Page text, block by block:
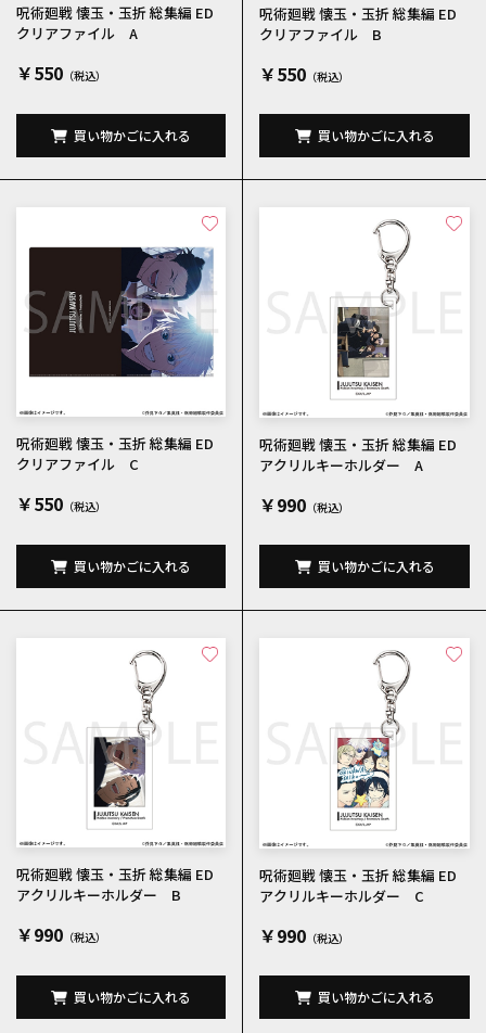
呪術廻戦 懐玉・玉折 総集編 ED
クリアファイル A
￥550
買い物かごに入れる
呪術廻戦 懐玉・玉折 総集編 ED
クリアファイル B
￥550
買い物かごに入れる
呪術廻戦 懐玉・玉折 総集編 ED
クリアファイル C
￥550
買い物かごに入れる
呪術廻戦 懐玉・玉折 総集編 ED
アクリルキーホルダー A
￥990
買い物かごに入れる
呪術廻戦 懐玉・玉折 総集編 ED
アクリルキーホルダー B
￥990
買い物かごに入れる
呪術廻戦 懐玉・玉折 総集編 ED
アクリルキーホルダー C
￥990
買い物かごに入れる